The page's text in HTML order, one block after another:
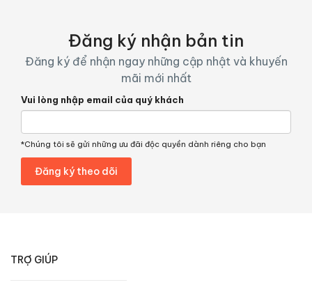
Đăng ký nhận bản tin
Đăng ký để nhận ngay những cập nhật và khuyến
mãi mới nhất
Vui lòng nhập email của quý khách
*Chúng tôi sẽ gửi những ưu đãi độc quyền dành riêng cho bạn
TRỢ GIÚP